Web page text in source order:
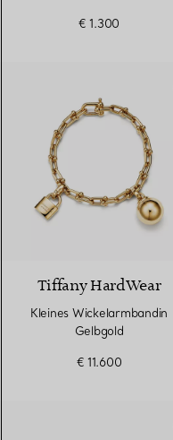
€ 1.300
Tiffany HardWear
Kleines Wickelarmbandin
Gelbgold
€ 11.600